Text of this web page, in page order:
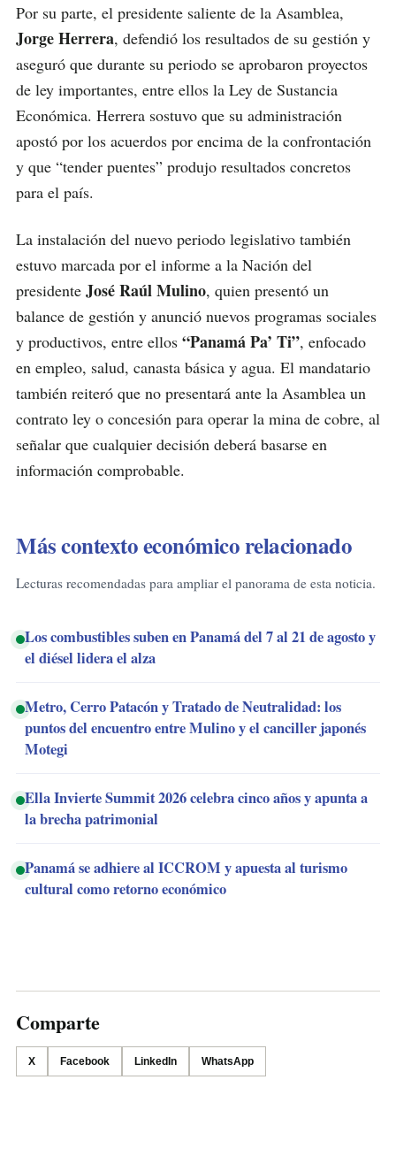
Por su parte, el presidente saliente de la Asamblea,
Jorge Herrera, defendió los resultados de su gestión y
aseguró que durante su periodo se aprobaron proyectos
de ley importantes, entre ellos la Ley de Sustancia
Económica. Herrera sostuvo que su administración
apostó por los acuerdos por encima de la confrontación
y que “tender puentes” produjo resultados concretos
para el país.
La instalación del nuevo periodo legislativo también
estuvo marcada por el informe a la Nación del
presidente José Raúl Mulino, quien presentó un
balance de gestión y anunció nuevos programas sociales
y productivos, entre ellos “Panamá Pa’ Ti”, enfocado
en empleo, salud, canasta básica y agua. El mandatario
también reiteró que no presentará ante la Asamblea un
contrato ley o concesión para operar la mina de cobre, al
señalar que cualquier decisión deberá basarse en
información comprobable.
Más contexto económico relacionado
Lecturas recomendadas para ampliar el panorama de esta noticia.
Los combustibles suben en Panamá del 7 al 21 de agosto y
el diésel lidera el alza
Metro, Cerro Patacón y Tratado de Neutralidad: los
puntos del encuentro entre Mulino y el canciller japonés
Motegi
Ella Invierte Summit 2026 celebra cinco años y apunta a
la brecha patrimonial
Panamá se adhiere al ICCROM y apuesta al turismo
cultural como retorno económico
Comparte
X Facebook LinkedIn WhatsApp